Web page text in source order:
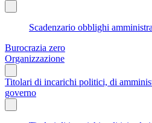
Scadenzario obblighi
Burocrazia zero
Organizzazione
Titolari di incarichi politici, di
governo